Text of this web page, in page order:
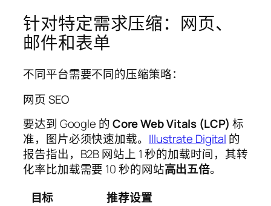
针对特定需求压缩：网页、
邮件和表单
不同平台需要不同的压缩策略：
网页 SEO
要达到 Google 的Core Web Vitals (LCP) 标
准，图片必须快速加载。 Illustrate Digital 的
报告指出，B2B 网站上 1 秒的加载时间，其转
化率比加载需要 10 秒的网站高出五倍。
目标
推荐设置